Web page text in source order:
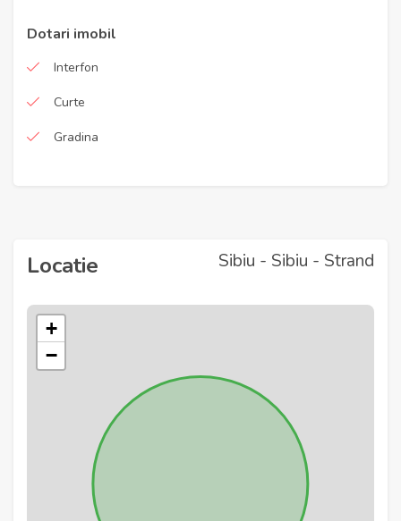
Dotari imobil
Interfon
Curte
Gradina
Locatie Sibiu - Sibiu - Strand
+
−